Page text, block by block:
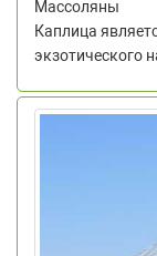
Массоляны
Каплица
экзотического